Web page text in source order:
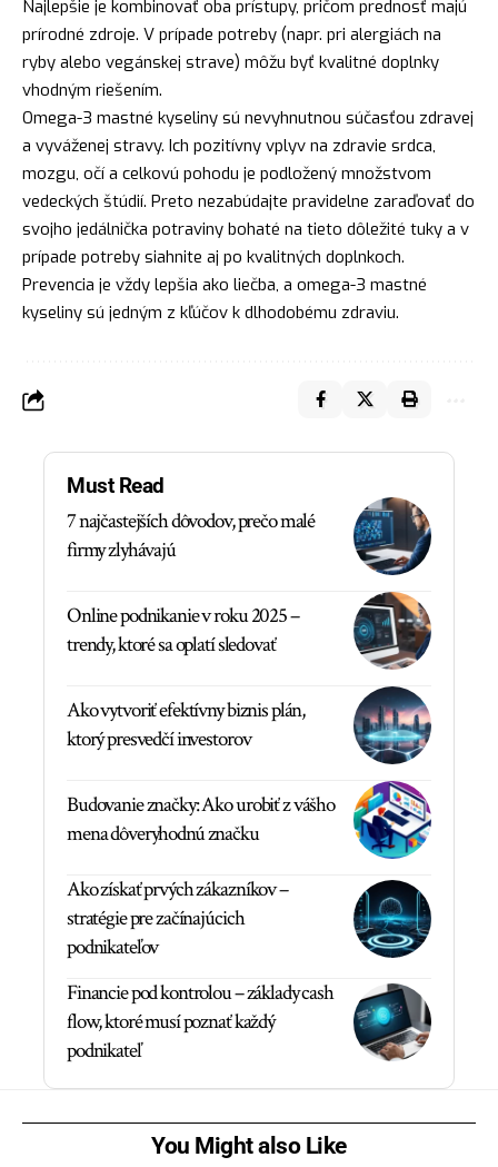
Najlepšie je kombinovať oba prístupy, pričom prednosť majú
prírodné zdroje. V prípade potreby (napr. pri alergiách na
ryby alebo vegánskej strave) môžu byť kvalitné doplnky
vhodným riešením.
Omega-3 mastné kyseliny sú nevyhnutnou súčasťou zdravej
a vyváženej stravy. Ich pozitívny vplyv na zdravie srdca,
mozgu, očí a celkovú pohodu je podložený množstvom
vedeckých štúdií. Preto nezabúdajte pravidelne zaraďovať do
svojho jedálnička potraviny bohaté na tieto dôležité tuky a v
prípade potreby siahnite aj po kvalitných doplnkoch.
Prevencia je vždy lepšia ako liečba, a omega-3 mastné
kyseliny sú jedným z kľúčov k dlhodobému zdraviu.
Must Read
7 najčastejších dôvodov, prečo malé
firmy zlyhávajú
Online podnikanie v roku 2025 –
trendy, ktoré sa oplatí sledovať
Ako vytvoriť efektívny biznis plán,
ktorý presvedčí investorov
Budovanie značky: Ako urobiť z vášho
mena dôveryhodnú značku
Ako získať prvých zákazníkov –
stratégie pre začínajúcich
podnikateľov
Financie pod kontrolou – základy cash
flow, ktoré musí poznať každý
podnikateľ
You Might also Like